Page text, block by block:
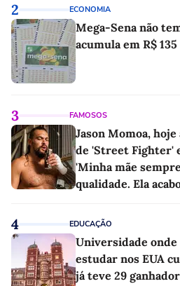
2 ECONOMIA
Mega-Sena não
acumula em R$
3 FAMOSOS
Jason Momoa, hoje
de 'Street Fighter'
'Minha mãe
qualidade. Ela
4 EDUCAÇÃO
Universidade onde
estudar nos EUA
já teve 29